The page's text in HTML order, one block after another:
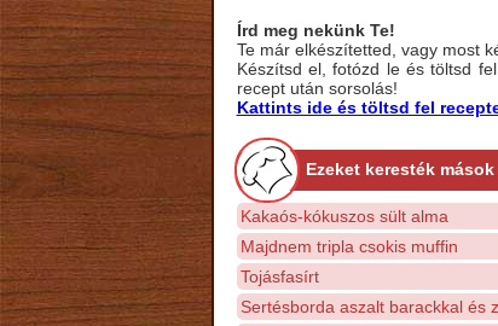
Írd meg nekünk Te!
Te már elkészítetted, vagy most
Készítsd el, fotózd le és töltsd
recept után sorsolás!
Kattints ide és töltsd fel
Ezeket keresték mások
Kakaós-kókuszos sült alma
Majdnem tripla csokis muffin
Tojásfasírt
Sertésborda aszalt barackkal és